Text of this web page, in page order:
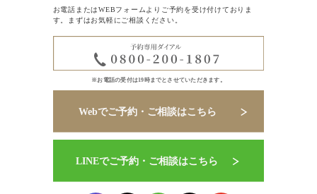
お電話またはWEBフォームよりご予約を受け付けておりま
す。まずはお気軽にご相談ください。
※お電話の受付は19時までとさせていただきます。